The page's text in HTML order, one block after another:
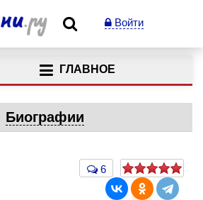
Войти
ГЛАВНОЕ
Биографии
6